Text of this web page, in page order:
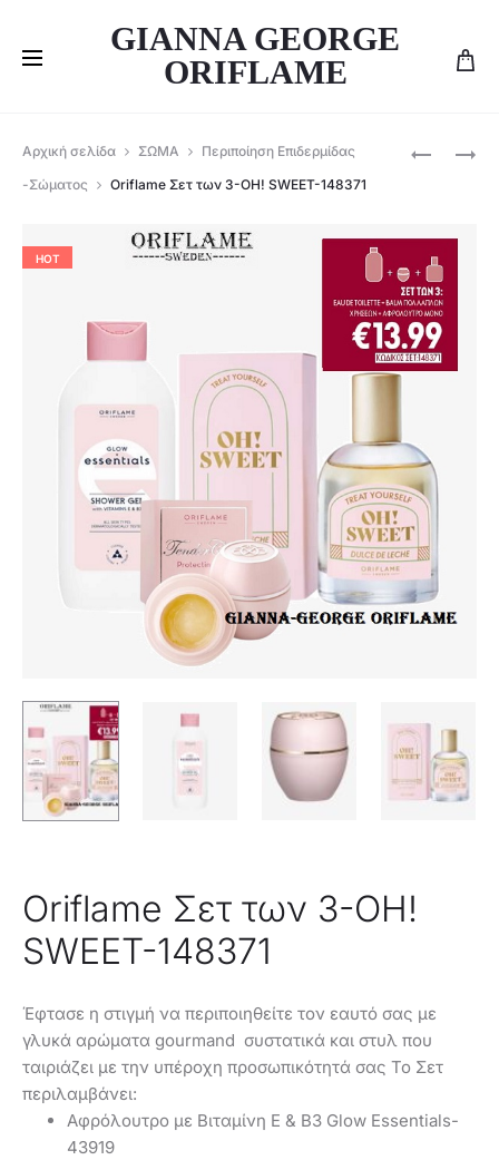
GIANNA GEORGE
ORIFLAME
ORIFLAME
GOLD
–
148367
ORIFLAME
THE
ONE
-
Αρχική σελίδα ΣΩΜΑ
Περιποίηση Επιδερμίδας
-Σώματος
Oriflame Σετ των 3-OH! SWEET-148371
HOT
Oriflame Σετ των 3-OH!
SWEET-148371
Έφτασε η στιγμή να περιποιηθείτε τον εαυτό σας με
γλυκά αρώματα gourmand συστατικά και στυλ που
ταιριάζει με την υπέροχη προσωπικότητά σας Το Σετ
περιλαμβάνει:
Αφρόλουτρο με Βιταμίνη Ε & Β3 Glow Essentials-
43919